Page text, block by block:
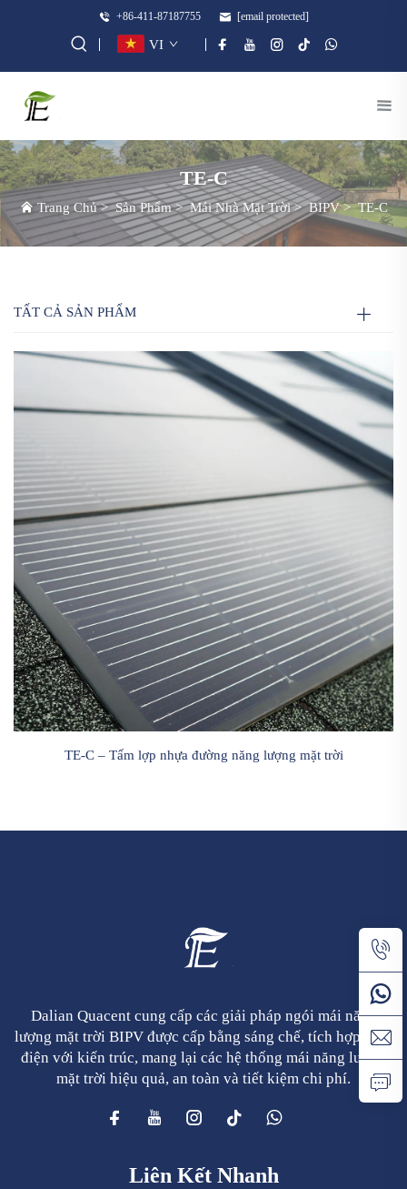
+86-411-87187755 [email protected]
VI
TE-C
Trang Chủ>Sản Phẩm>Mái Nhà Mặt Trời>BIPV>TE-C
TẤT CẢ SẢN PHẨM
TE-C – Tấm lợp nhựa đường năng lượng mặt trời
Dalian Quacent cung cấp các giải pháp ngói mái năng
lượng mặt trời BIPV được cấp bằng sáng chế, tích hợp phát
điện với kiến trúc, mang lại các hệ thống mái năng lượng
mặt trời hiệu quả, an toàn và tiết kiệm chi phí.
Liên Kết Nhanh